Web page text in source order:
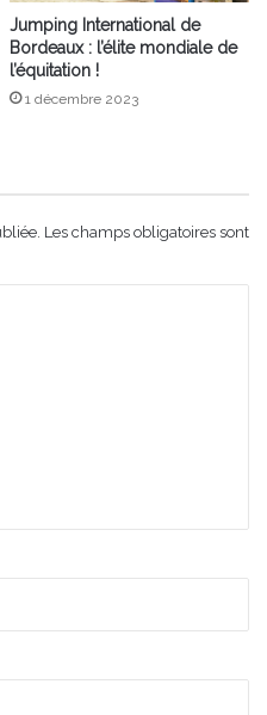
Jumping International de
Bordeaux : l’élite mondiale de
l’équitation !
1 décembre 2023
Les champs obligatoires sont